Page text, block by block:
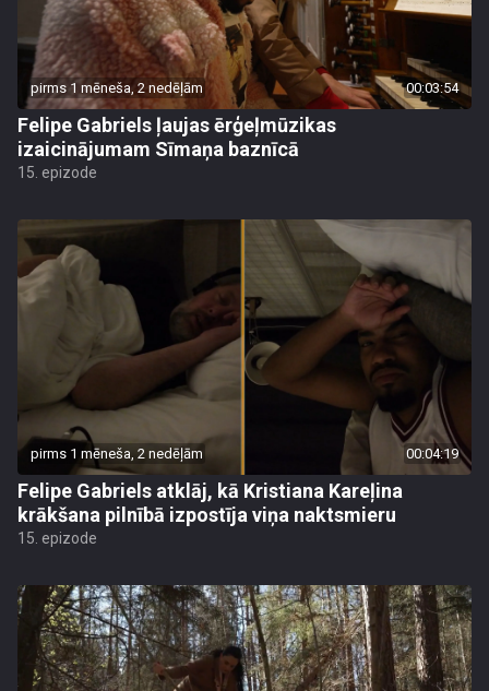
pirms 1 mēneša, 2 nedēļām 00:03:54
Felipe Gabriels ļaujas ērģeļmūzikas
izaicinājumam Sīmaņa baznīcā
15. epizode
pirms 1 mēneša, 2 nedēļām 00:04:19
Felipe Gabriels atklāj, kā Kristiana Kareļina
krākšana pilnībā izpostīja viņa naktsmieru
15. epizode